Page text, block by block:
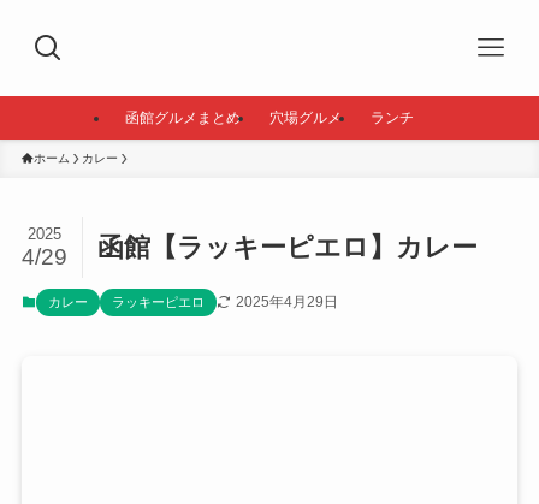
函館グルメまとめ 穴場グルメ ランチ
ホーム カレー
函館【ラッキーピエロ】カレー
2025
4/29
カレー ラッキーピエロ 2025年4月29日